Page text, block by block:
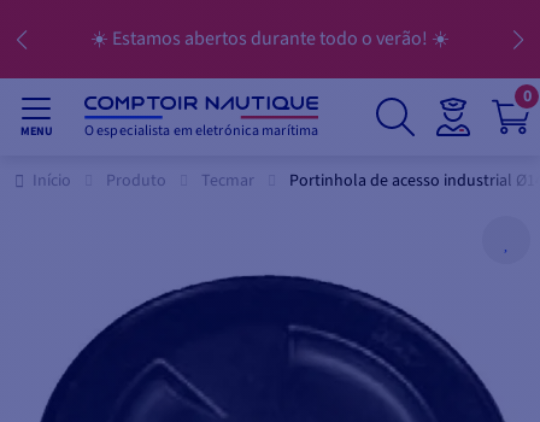
☀️ Estamos abertos durante todo o verão! ☀️
MENU O especialista em eletrónica marítima
0
Início Produto Tecmar Portinhola de acesso industrial